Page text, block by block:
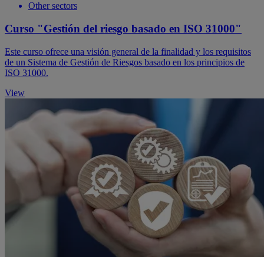
Other sectors
Curso "Gestión del riesgo basado en ISO 31000"
Este curso ofrece una visión general de la finalidad y los requisitos
de un Sistema de Gestión de Riesgos basado en los principios de
ISO 31000.
View